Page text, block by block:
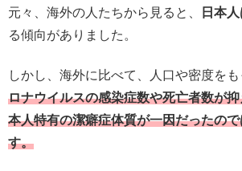
元々、海外の人たちから見ると、 日本
る傾向がありました。
しかし、海外に比べて、人口や密度を
ロナウイルスの感染症数や死亡者数が
本人特有の潔癖症体質が一因だったの
す。